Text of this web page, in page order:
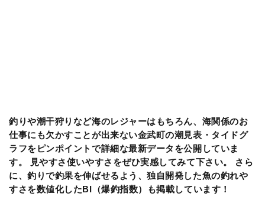
釣りや潮干狩りなど海のレジャーはもちろん、海関係のお
仕事にも欠かすことが出来ない金武町の潮見表・タイドグ
ラフをピンポイントで詳細な最新データを公開していま
す。 見やすさ使いやすさをぜひ実感してみて下さい。 さら
に、釣りで釣果を伸ばせるよう、独自開発した魚の釣れや
すさを数値化したBI（爆釣指数）も掲載しています！